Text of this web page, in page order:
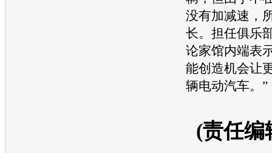
没有加减速，
长。担任俱乐
论家馆内端表
能创造机会让
辆电动汽车。”
(责任编